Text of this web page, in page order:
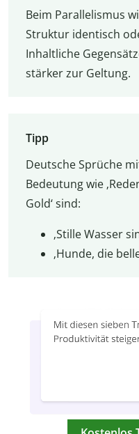
Beim Parallelismus
Struktur identisch
Inhaltliche
stärker zur Geltung.
Tipp
Deutsche Sprüche
Bedeutung wie
Gold‘ sind:
‚Stille Wasser
‚Hunde, die